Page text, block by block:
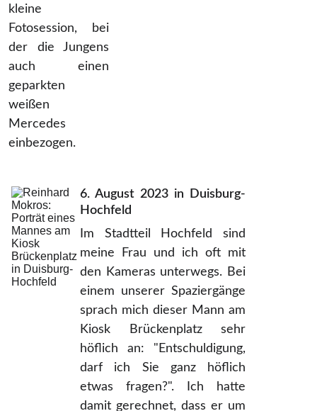
kleine
Fotosession, bei
der die Jungens
auch einen
geparkten
weißen
Mercedes
einbezogen.
6. August 2023 in Duisburg-
Hochfeld
Im Stadtteil Hochfeld sind
meine Frau und ich oft mit
den Kameras unterwegs. Bei
einem unserer Spaziergänge
sprach mich dieser Mann am
Kiosk Brückenplatz sehr
höflich an: "Entschuldigung,
darf ich Sie ganz höflich
etwas fragen?". Ich hatte
damit gerechnet, dass er um